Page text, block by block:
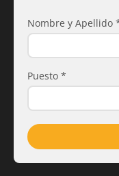
Nombre y Apellido
Puesto *